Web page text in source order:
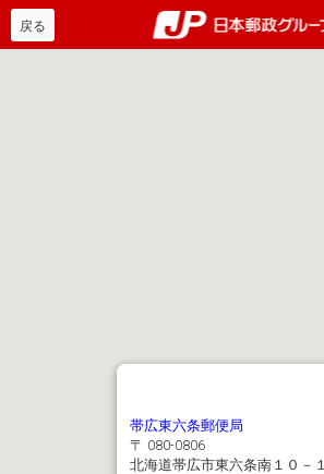
戻る
帯広東六条郵便局
〒 080-0806
北海道帯広市東六条南１０－１